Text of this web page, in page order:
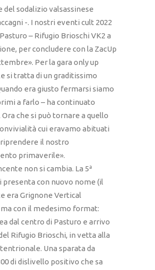
del sodalizio valsassinese
-. I nostri eventi cult 2022
– Rifugio Brioschi VK2 a
per concludere con la ZacUp
Per la gara only up
si tratta di un graditissimo
era giusto fermarsi siamo
a farlo – ha continuato
Ora che si può tornare a quello
cui eravamo abituati
il nostro
primaverile».
non si cambia. La 5ª
presenta con nuovo nome (il
era Grignone Vertical
con il medesimo format:
dal centro di Pasturo e arrivo
Rifugio Brioschi, in vetta alla
Una sparata da
di dislivello positivo che sa